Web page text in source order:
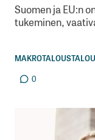
Suomen ja EU:n
tukeminen,
MAKROTALOUS
0